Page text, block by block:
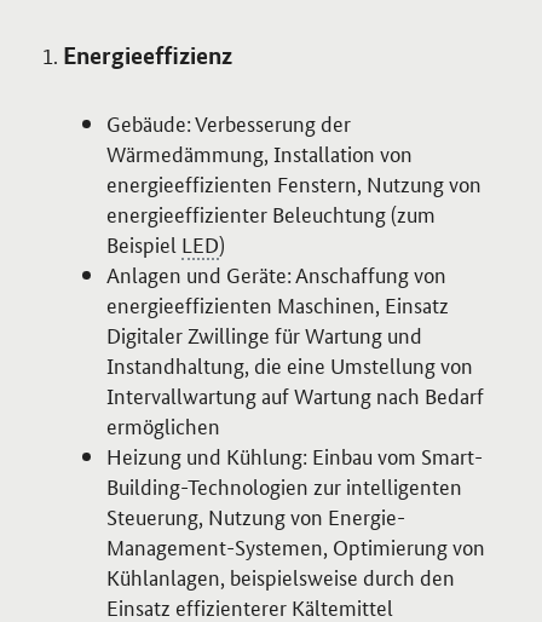
Energieeffizienz
Gebäude: Verbesserung der
Wärmedämmung, Installation von
energieeffizienten Fenstern, Nutzung von
energieeffizienter Beleuchtung (zum
Beispiel LED)
Anlagen und Geräte: Anschaffung von
energieeffizienten Maschinen, Einsatz
Digitaler Zwillinge für Wartung und
Instandhaltung, die eine Umstellung von
Intervallwartung auf Wartung nach Bedarf
ermöglichen
Heizung und Kühlung: Einbau vom Smart-
Building-Technologien zur intelligenten
Steuerung, Nutzung von Energie-
Management-Systemen, Optimierung von
Kühlanlagen, beispielsweise durch den
Einsatz effizienterer Kältemittel